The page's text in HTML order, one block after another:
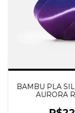
BAMBU PLA
AURORA